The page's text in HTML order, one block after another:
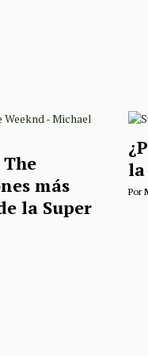
The
más
la Super
la
Por